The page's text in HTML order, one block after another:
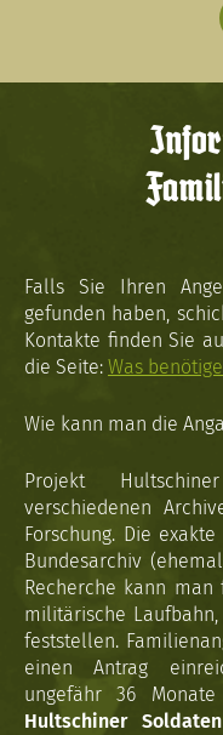
Falls Sie Ihren
gefunden haben,
Kontakte finden Sie
die Seite: Was
Wie kann man die
Projekt
verschiedenen
Forschung. Die
Bundesarchiv
Recherche kann man
militärische
feststellen.
einen Antrag
ungefähr 36
Hultschiner